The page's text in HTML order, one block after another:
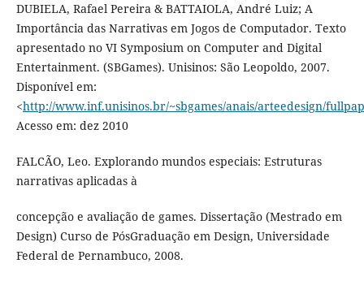
DUBIELA, Rafael Pereira & BATTAIOLA, André Luiz; A
Importância das Narrativas em Jogos de Computador. Texto
apresentado no VI Symposium on Computer and Digital
Entertainment. (SBGames). Unisinos: São Leopoldo, 2007.
Disponível em:
<http://www.inf.unisinos.br/~sbgames/anais/arteedesign/
Acesso em: dez 2010
FALCÃO, Leo. Explorando mundos especiais: Estruturas
narrativas aplicadas à
concepção e avaliação de games. Dissertação (Mestrado em
Design) Curso de PósGraduação em Design, Universidade
Federal de Pernambuco, 2008.